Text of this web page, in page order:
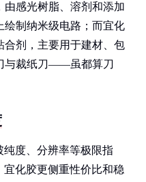
感光树脂、溶剂和添加
绘制纳米级电路；而宜化
合剂，主要用于建材、包
与裁纸刀——虽都算刀
纯度、分辨率等极限指
化胶更侧重性价比和稳